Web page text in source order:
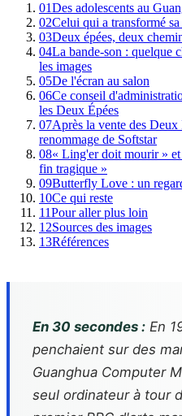
01Des adolescents au
02Celui qui a transformé
03Deux épées, deux
04La bande-son : quelque
les images
05De l'écran au salon
06Ce conseil
les Deux Épées
07Après la vente des Deux
renommage de Softstar
08« Ling'er doit mourir » et
fin tragique »
09Butterfly Love : un
10Ce qui reste
11Pour aller plus loin
12Sources des images
13Références
En 30 secondes : En
penchaient sur des
Guanghua Computer
seul ordinateur à tour